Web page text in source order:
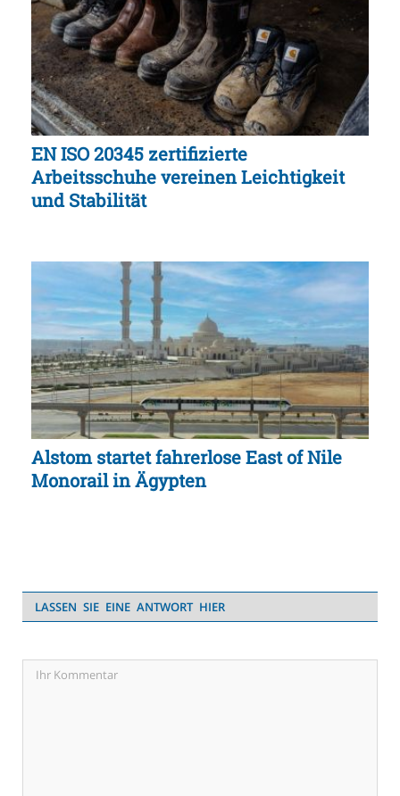
EN ISO 20345 zertifizierte
Arbeitsschuhe vereinen Leichtigkeit
und Stabilität
Alstom startet fahrerlose East of Nile
Monorail in Ägypten
LASSEN SIE EINE ANTWORT HIER